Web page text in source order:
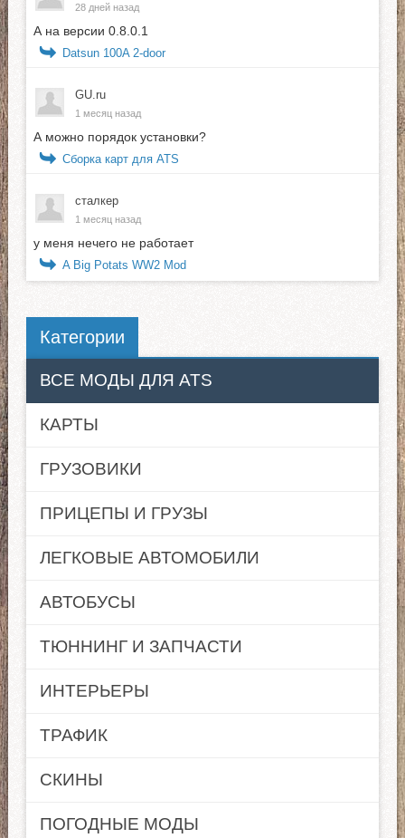
28 дней назад
А на версии 0.8.0.1
Datsun 100A 2-door
GU.ru
1 месяц назад
А можно порядок установки?
Сборка карт для ATS
сталкер
1 месяц назад
у меня нечего не работает
A Big Potats WW2 Mod
Категории
ВСЕ МОДЫ ДЛЯ ATS
КАРТЫ
ГРУЗОВИКИ
ПРИЦЕПЫ И ГРУЗЫ
ЛЕГКОВЫЕ АВТОМОБИЛИ
АВТОБУСЫ
ТЮННИНГ И ЗАПЧАСТИ
ИНТЕРЬЕРЫ
ТРАФИК
СКИНЫ
ПОГОДНЫЕ МОДЫ